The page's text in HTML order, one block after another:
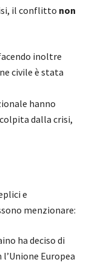
il conflitto non
inoltre
civile è stata
hanno
dalla crisi,
e
menzionare:
ha deciso di
Europea